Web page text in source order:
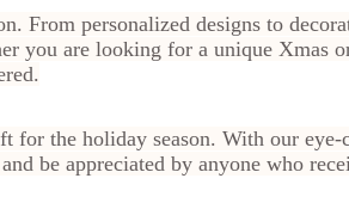
From personalized designs to
you are looking for a unique Xmas
for the holiday season. With our eye-
be appreciated by anyone who